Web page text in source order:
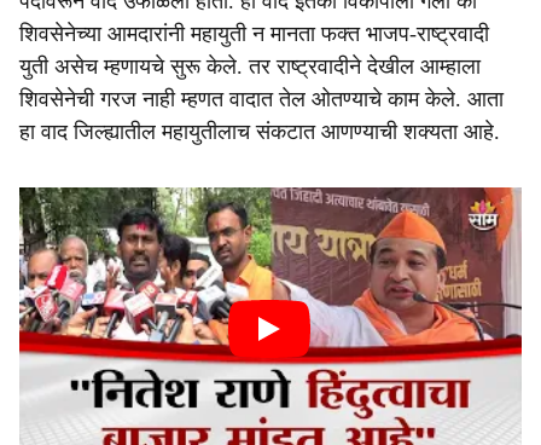
शिवसेनेच्या आमदारांनी महायुती न मानता फक्त भाजप-राष्ट्रवादी
युती असेच म्हणायचे सुरू केले. तर राष्ट्रवादीने देखील आम्हाला
शिवसेनेची गरज नाही म्हणत वादात तेल ओतण्याचे काम केले. आता
हा वाद जिल्ह्यातील महायुतीलाच संकटात आणण्याची शक्यता आहे.